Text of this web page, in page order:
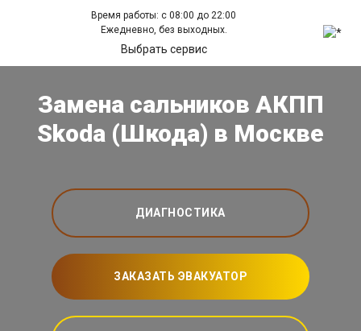
Время работы: с 08:00 до 22:00
Ежедневно, без выходных.
Выбрать сервис
Замена сальников АКПП
Skoda (Шкода) в Москве
ДИАГНОСТИКА
ЗАКАЗАТЬ ЭВАКУАТОР